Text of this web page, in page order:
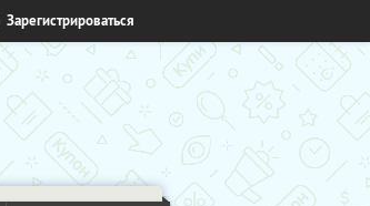
Зарегистрироваться